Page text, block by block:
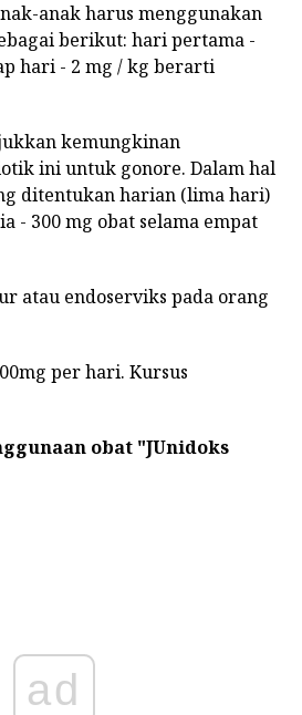
anak harus menggunakan
berikut: hari pertama -
hari - 2 mg / kg berarti
kemungkinan
ini untuk gonore. Dalam hal
ditentukan harian (lima hari)
- 300 mg obat selama empat
atau endoserviks pada orang
per hari. Kursus
obat "JUnidoks
ad